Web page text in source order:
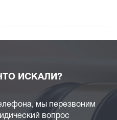
ИСКАЛИ?
мы перезвоним
вопрос